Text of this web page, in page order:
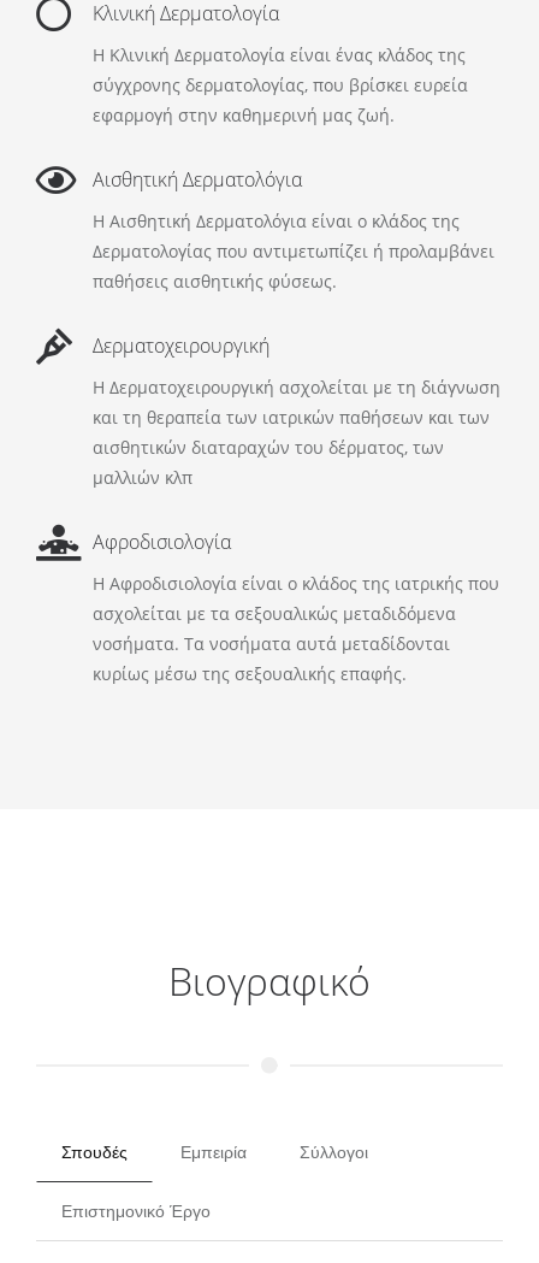
Κλινική Δερματολογία
Η Κλινική Δερματολογία είναι ένας κλάδος της
σύγχρονης δερματολογίας, που βρίσκει ευρεία
εφαρμογή στην καθημερινή μας ζωή.
Αισθητική Δερματολόγια
Η Αισθητική Δερματολόγια είναι ο κλάδος της
Δερματολογίας που αντιμετωπίζει ή προλαμβάνει
παθήσεις αισθητικής φύσεως.
Δερματοχειρουργική
Η Δερματοχειρουργική ασχολείται με τη διάγνωση
και τη θεραπεία των ιατρικών παθήσεων και των
αισθητικών διαταραχών του δέρματος, των
μαλλιών κλπ
Αφροδισιολογία
Η Αφροδισιολογία είναι ο κλάδος της ιατρικής που
ασχολείται με τα σεξουαλικώς μεταδιδόμενα
νοσήματα. Τα νοσήματα αυτά μεταδίδονται
κυρίως μέσω της σεξουαλικής επαφής.
Βιογραφικό
Σπουδές Εμπειρία Σύλλογοι
Επιστημονικό Έργο